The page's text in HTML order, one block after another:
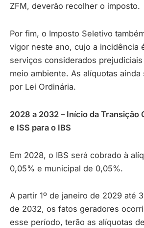
ZFM, deverão recolher o imposto.
Por fim, o Imposto Seletivo
vigor neste ano, cujo a incidência
serviços considerados
meio ambiente. As alíquotas
por Lei Ordinária.
2028 a 2032 – Início da Transição
e ISS para o IBS
Em 2028, o IBS será cobrado à
0,05% e municipal de 0,05%.
A partir 1º de janeiro de 2029 até
de 2032, os fatos geradores
esse período, terão as alíquotas